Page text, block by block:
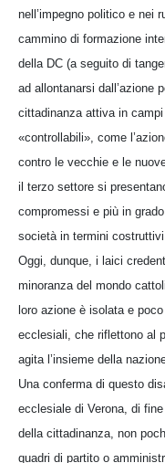
nell’impegno politico e nei
cammino di formazione
della DC (a seguito di
ad allontanarsi dall’azione
cittadinanza attiva in
«controllabili», come
contro le vecchie e le
il terzo settore si
compromessi e più in
società in termini costruttivi
Oggi, dunque, i laici
minoranza del mondo
loro azione è isolata e
ecclesiali, che riflettono al
agita l’insieme della
Una conferma di questo
ecclesiale di Verona, di
della cittadinanza, non
quadri di partito o